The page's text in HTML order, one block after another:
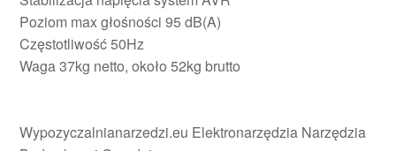
Poziom max głośności 95 dB(A)
Częstotliwość 50Hz
Waga 37kg netto, około 52kg brutto
Wypozyczalnianarzedzi.eu Elektronarzędzia Narzędzia